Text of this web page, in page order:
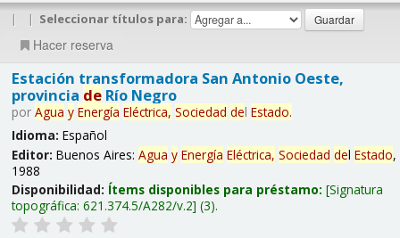
| | Seleccionar títulos para:
Hacer reserva
Estación transformadora San Antonio Oeste,
provincia deRío Negro
por Agua y Energía Eléctrica, Sociedad del Estado.
Idioma: Español
Editor: Buenos Aires: Agua y Energía Eléctrica, Sociedad del Estado,
1988
Disponibilidad: Ítems disponibles para préstamo: Signatura
topográfica: 621.374.5/A282/v.2 (3).